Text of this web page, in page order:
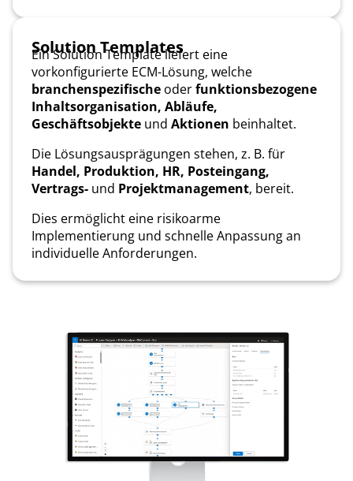
Solution Templates
Ein Solution Template liefert eine
vorkonfigurierte ECM-Lösung, welche
branchenspezifische oderfunktionsbezogene
Inhaltsorganisation, Abläufe,
Geschäftsobjekte und Aktionen beinhaltet.
Die Lösungsausprägungen stehen, z. B. für
Handel, Produktion, HR, Posteingang,
Vertrags- und Projektmanagement, bereit.
Dies ermöglicht eine risikoarme
Implementierung und schnelle Anpassung an
individuelle Anforderungen.